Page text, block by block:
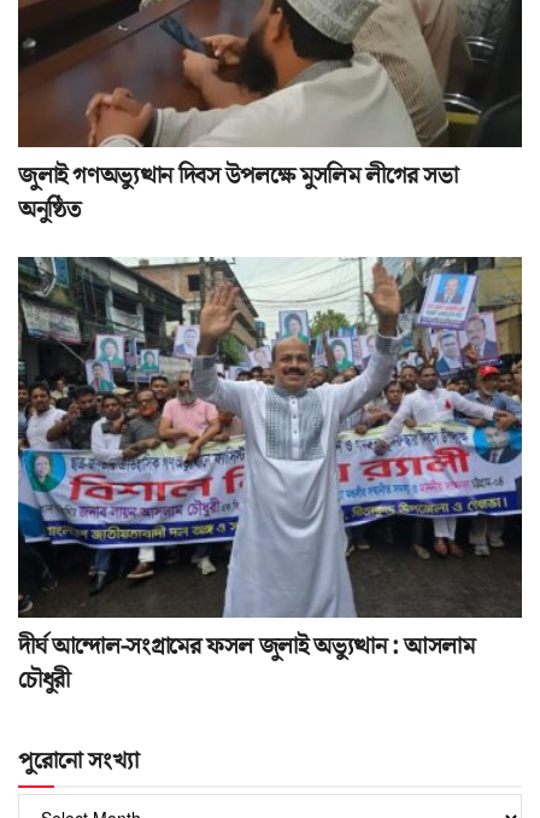
জুলাই গণঅভ্যুত্থান দিবস উপলক্ষে মুসলিম লীগের সভা
অনুষ্ঠিত
দীর্ঘ আন্দোল-সংগ্রামের ফসল জুলাই অভ্যুত্থান : আসলাম
চৌধুরী
পুরোনো সংখ্যা